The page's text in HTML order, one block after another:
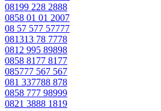
08199 228 2888
0858 01 01 2007
08 57 577 57777
081313 78 7778
0812 995 89898
0858 8177 8177
085777 567 567
081 337788 878
0858 777 98999
0821 3888 1819